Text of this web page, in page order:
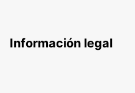
Información legal